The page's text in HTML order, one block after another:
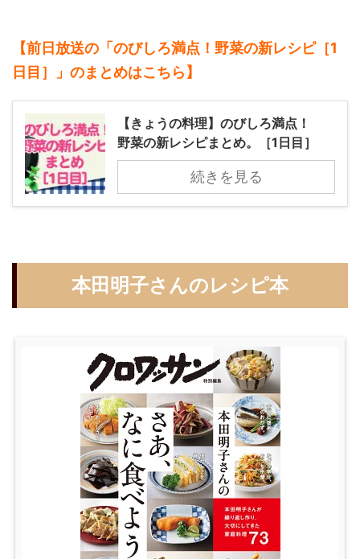
【前日放送の「のびしろ満点！野菜の新レシピ［1
日目］」のまとめはこちら】
【きょうの料理】のびしろ満点！
野菜の新レシピまとめ。［1日目］
続きを見る
本田明子さんのレシピ本